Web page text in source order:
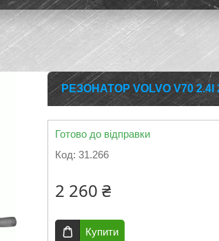
РЕЗОНАТОР VOLVO V70
Готово до відправки
Код: 31.266
2 260 ₴
Купити